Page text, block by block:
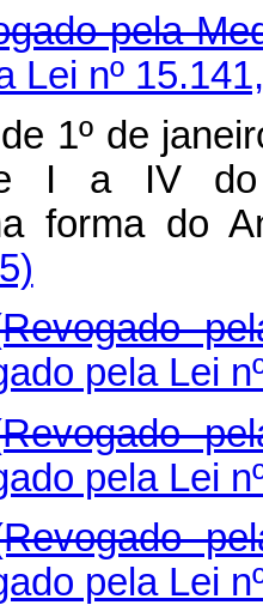
pela
Lei nº
1º de
I a IV
forma
pela Lei
pela Lei
pela Lei